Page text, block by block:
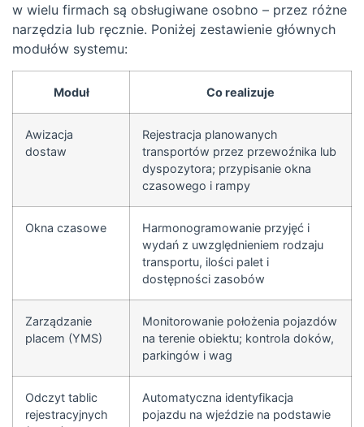
w wielu firmach są obsługiwane osobno – przez różne
narzędzia lub ręcznie. Poniżej zestawienie głównych
modułów systemu:
Moduł Co realizuje
Awizacja
dostaw
Rejestracja planowanych
transportów przez przewoźnika lub
dyspozytora; przypisanie okna
czasowego i rampy
Okna czasowe
Harmonogramowanie przyjęć i
wydań z uwzględnieniem rodzaju
transportu, ilości palet i
dostępności zasobów
Zarządzanie
placem (YMS)
Monitorowanie położenia pojazdów
na terenie obiektu; kontrola doków,
parkingów i wag
Odczyt tablic
rejestracyjnych
Automatyczna identyfikacja
pojazdu na wjeździe na podstawie